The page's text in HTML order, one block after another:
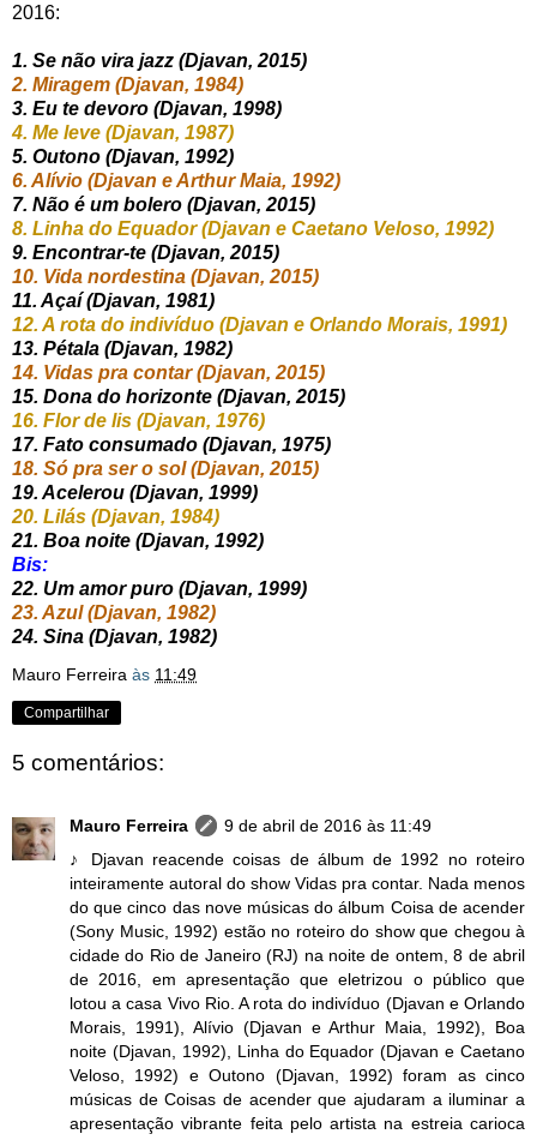
2016:
1. Se não vira jazz (Djavan, 2015)
2. Miragem (Djavan, 1984)
3. Eu te devoro (Djavan, 1998)
4. Me leve (Djavan, 1987)
5. Outono (Djavan, 1992)
6. Alívio (Djavan e Arthur Maia, 1992)
7. Não é um bolero (Djavan, 2015)
8. Linha do Equador (Djavan e Caetano Veloso, 1992)
9. Encontrar-te (Djavan, 2015)
10. Vida nordestina (Djavan, 2015)
11. Açaí (Djavan, 1981)
12. A rota do indivíduo (Djavan e Orlando Morais, 1991)
13. Pétala (Djavan, 1982)
14. Vidas pra contar (Djavan, 2015)
15. Dona do horizonte (Djavan, 2015)
16. Flor de lis (Djavan, 1976)
17. Fato consumado (Djavan, 1975)
18. Só pra ser o sol (Djavan, 2015)
19. Acelerou (Djavan, 1999)
20. Lilás (Djavan, 1984)
21. Boa noite (Djavan, 1992)
Bis:
22. Um amor puro (Djavan, 1999)
23. Azul (Djavan, 1982)
24. Sina (Djavan, 1982)
Mauro Ferreira às 11:49
Compartilhar
5 comentários:
Mauro Ferreira
9 de abril de 2016 às 11:49
♪ Djavan reacende coisas de álbum de 1992 no roteiro
inteiramente autoral do show Vidas pra contar. Nada menos
do que cinco das nove músicas do álbum Coisa de acender
(Sony Music, 1992) estão no roteiro do show que chegou à
cidade do Rio de Janeiro (RJ) na noite de ontem, 8 de abril
de 2016, em apresentação que eletrizou o público que
lotou a casa Vivo Rio. A rota do indivíduo (Djavan e Orlando
Morais, 1991), Alívio (Djavan e Arthur Maia, 1992), Boa
noite (Djavan, 1992), Linha do Equador (Djavan e Caetano
Veloso, 1992) e Outono (Djavan, 1992) foram as cinco
músicas de Coisas de acender que ajudaram a iluminar a
apresentação vibrante feita pelo artista na estreia carioca